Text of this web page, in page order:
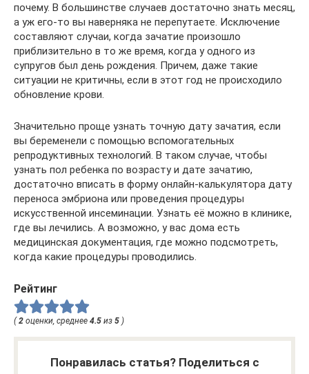
почему. В большинстве случаев достаточно знать месяц,
а уж его-то вы наверняка не перепутаете. Исключение
составляют случаи, когда зачатие произошло
приблизительно в то же время, когда у одного из
супругов был день рождения. Причем, даже такие
ситуации не критичны, если в этот год не происходило
обновление крови.
Значительно проще узнать точную дату зачатия, если
вы беременели с помощью вспомогательных
репродуктивных технологий. В таком случае, чтобы
узнать пол ребенка по возрасту и дате зачатию,
достаточно вписать в форму онлайн-калькулятора дату
переноса эмбриона или проведения процедуры
искусственной инсеминации. Узнать её можно в клинике,
где вы лечились. А возможно, у вас дома есть
медицинская документация, где можно подсмотреть,
когда какие процедуры проводились.
Рейтинг
( 2 оценки, среднее 4.5 из 5 )
Понравилась статья? Поделиться с